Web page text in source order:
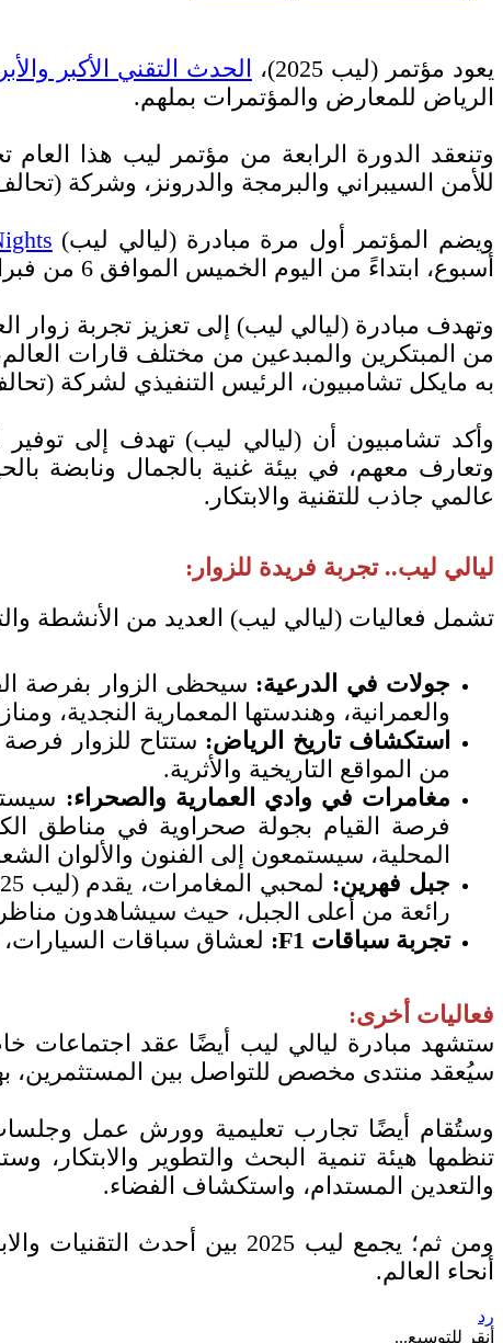
يعود مؤتمر (ليب 2025)، الحدث التقني الأكبر
الرياض للمعارض والمؤتمرات بملهم.
وتنعقد الدورة الرابعة من مؤتمر ليب هذا
للأمن السيبراني والبرمجة والدرونز، وشركة
ويضم المؤتمر أول مرة مبادرة (ليالي ليب)
أسبوع، ابتداءً من اليوم الخميس الموافق 6 من فبراير وحتى 13 من فبراير، في مختلف أنحاء الرياض.
وتهدف مبادرة (ليالي ليب) إلى تعزيز تجربة زوار
من المبتكرين والمبدعين من مختلف قارات
به مايكل تشامبيون، الرئيس التنفيذي لشركة
وأكد تشامبيون أن (ليالي ليب) تهدف إلى
وتعارف معهم، في بيئة غنية بالجمال ونابضة
عالمي جاذب للتقنية والابتكار.
ليالي ليب.. تجربة فريدة للزوار:
تشمل فعاليات (ليالي ليب) العديد من الأنشطة
جولات في الدرعية: سيحظى الزوار بفرصة
والعمرانية، وهندستها المعمارية النجدية،
استكشاف تاريخ الرياض: ستتاح للزوار
من المواقع التاريخية والأثرية.
مغامرات في وادي العمارية والصحراء:
فرصة القيام بجولة صحراوية في مناطق
المحلية، سيستمعون إلى الفنون والألوان
جبل فهرين:
رائعة من أعلى الجبل، حيث سيشاهدون مناظر
تجربة سباقات F1:
لعشاق سباقات
فعاليات أخرى:
ستشهد مبادرة ليالي ليب أيضًا عقد اجتماعات
سيُعقد منتدى مخصص للتواصل بين المستثمرين،
تنظمها هيئة تنمية البحث والتطوير
والتعدين المستدام، واستكشاف الفضاء.
ومن ثم؛ يجمع ليب 2025 بين
أنحاء العالم.
رد
أنقر للتوسيع...